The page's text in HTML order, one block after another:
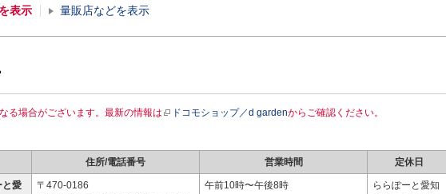
表示 量販店などを表示
る場合がございます。最新の情報は ドコモショップ／d gardenからご確認ください。
住所/電話番号 営業時間 定休日
と愛
〒470-0186
午前10時〜午後8時
ららぽーと愛知